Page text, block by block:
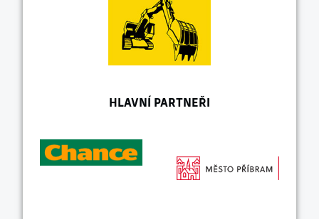
HLAVNÍ PARTNEŘI